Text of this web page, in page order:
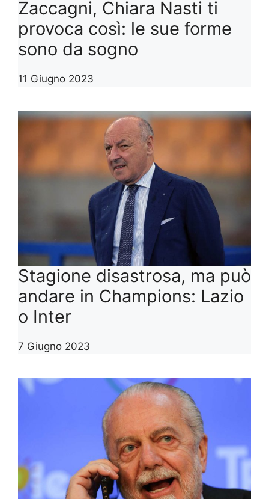
Zaccagni, Chiara Nasti ti
provoca così: le sue forme
sono da sogno
11 Giugno 2023
Stagione disastrosa, ma può
andare in Champions: Lazio
o Inter
7 Giugno 2023